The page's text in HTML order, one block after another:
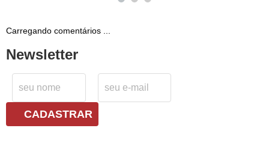
Carregando comentários ...
Newsletter
CADASTRAR